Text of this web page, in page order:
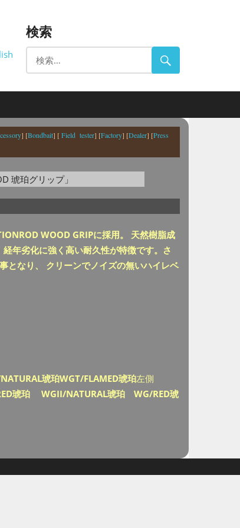
検索
] [Bondbait] [Field tester] [Factory] [Dealer] [Press
WOOD GRIPに採用。 天然樹脂成
年劣化に強く高い耐久性が特徴です。さ
となり、 クリーンでノイズの無いハイレベ
琥珀WGT/FLAMED琥珀左側
琥珀 WGII/NATURAL琥珀 WG/RED琥